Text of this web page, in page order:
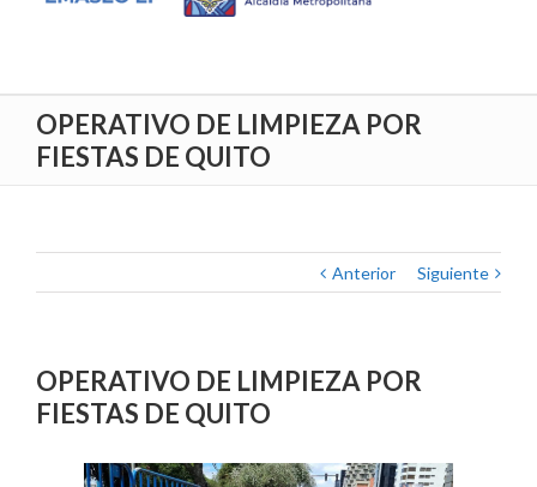
OPERATIVO DE LIMPIEZA POR
FIESTAS DE QUITO
Anterior Siguiente
OPERATIVO DE LIMPIEZA POR
FIESTAS DE QUITO